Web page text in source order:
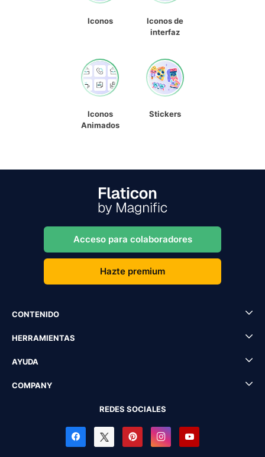
Iconos
Iconos de
interfaz
Iconos
Animados
Stickers
Acceso para colaboradores
Hazte premium
CONTENIDO
HERRAMIENTAS
AYUDA
COMPANY
REDES SOCIALES